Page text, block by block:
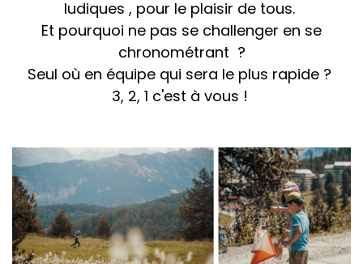
ludiques , pour le plaisir de tous.
Et pourquoi ne pas se challenger en se
chronométrant ?
Seul où en équipe qui sera le plus rapide ?
3, 2, 1 c'est à vous !